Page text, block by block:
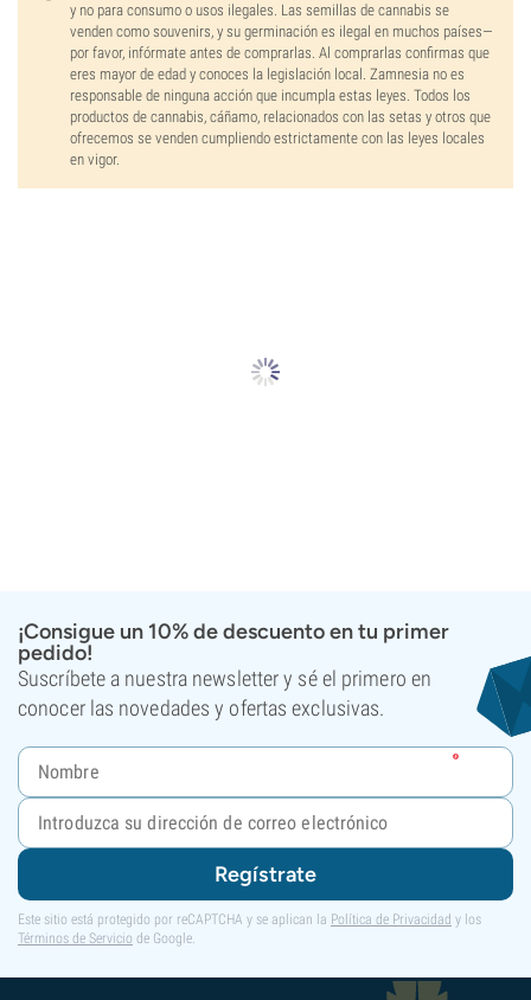
y no para consumo o usos ilegales. Las semillas de cannabis se
venden como souvenirs, y su germinación es ilegal en muchos países—
por favor, infórmate antes de comprarlas. Al comprarlas confirmas que
eres mayor de edad y conoces la legislación local. Zamnesia no es
responsable de ninguna acción que incumpla estas leyes. Todos los
productos de cannabis, cáñamo, relacionados con las setas y otros que
ofrecemos se venden cumpliendo estrictamente con las leyes locales
en vigor.
¡Consigue un 10% de descuento en tu primer
pedido!
Suscríbete a nuestra newsletter y sé el primero en
conocer las novedades y ofertas exclusivas.
Regístrate
Este sitio está protegido por reCAPTCHA y se aplican la Política de Privacidad y los
Términos de Servicio de Google.